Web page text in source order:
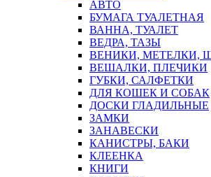
АВТО
БУМАГА ТУАЛЕТНАЯ
ВАННА, ТУАЛЕТ
ВЕДРА, ТАЗЫ
ВЕНИКИ, МЕТЕЛКИ,
ВЕШАЛКИ, ПЛЕЧИКИ
ГУБКИ, САЛФЕТКИ
ДЛЯ КОШЕК И СОБАК
ДОСКИ ГЛАДИЛЬНЫЕ
ЗАМКИ
ЗАНАВЕСКИ
КАНИСТРЫ, БАКИ
КЛЕЕНКА
КНИГИ